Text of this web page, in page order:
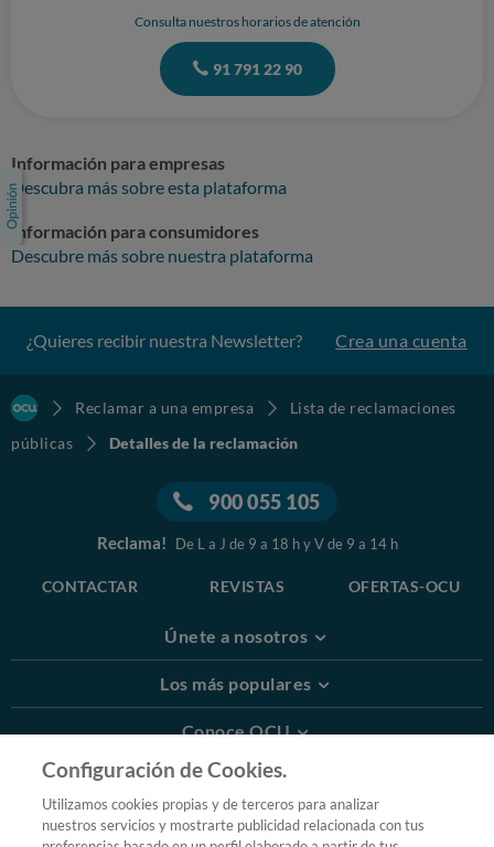
Consulta nuestros horarios de atención
91 791 22 90
Información para empresas
Descubra más sobre esta plataforma
Información para consumidores
Descubre más sobre nuestra plataforma
¿Quieres recibir nuestra Newsletter? Crea una cuenta
Reclamar a una empresa
Lista de reclamaciones
públicas
Detalles de la reclamación
900 055 105
Reclama! De L a J de 9 a 18 h y V de 9 a 14 h
CONTACTAR REVISTAS OFERTAS-OCU
Únete a nosotros
Los más populares
Conoce OCU
Más Información
© 2026 OCU
Configuración de Cookies.
Utilizamos cookies propias y de terceros para analizar
nuestros servicios y mostrarte publicidad relacionada con tus